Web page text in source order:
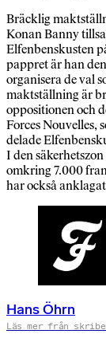
Bräcklig
Konan Banny
Elfenbenskusten
pappret är han
organisera de val
maktställning är
oppositionen och
Forces Nouvelles,
delade
I den
omkring 7.000
har också
Hans Öhrn
Läs mer från